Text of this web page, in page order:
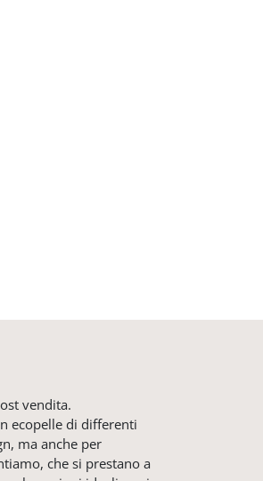
vendita.
ecopelle di differenti
ma anche per
che si prestano a